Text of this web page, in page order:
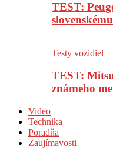
TEST:
Testy vozidiel
TEST:
známeho
Video
Technika
Poradňa
Zaujímavosti